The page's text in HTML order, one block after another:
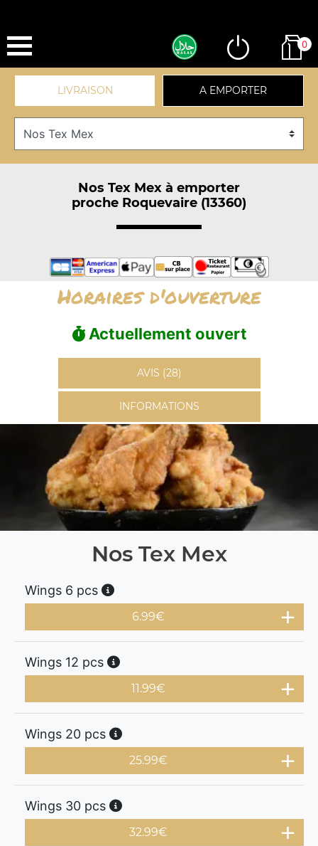
0
LIVRAISON A EMPORTER
Nos Tex Mex à emporter
proche Roquevaire (13360)
Horaires d'ouverture
Actuellement ouvert
AVIS (28)
INFORMATIONS
Nos Tex Mex
Wings 6 pcs
6.99€
Wings 12 pcs
11.99€
Wings 20 pcs
25.99€
Wings 30 pcs
32.99€